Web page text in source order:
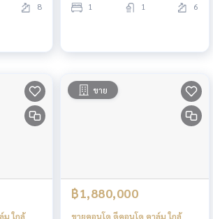
8 1 1 6
ม ใกล้
ขาย
฿1,880,000
ขายคอนโด ดีคอนโด คาล์ม ใกล้